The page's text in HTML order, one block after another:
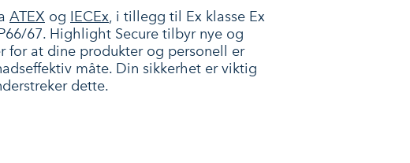
ATEX og IECEx, i tillegg til Ex klasse Ex
67. Highlight Secure tilbyr nye og
for at dine produkter og personell er
måte. Din sikkerhet er viktig
dette.